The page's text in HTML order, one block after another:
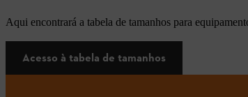
Aqui encontrará a tabela de tamanhos para
Acesso à tabela de tamanhos